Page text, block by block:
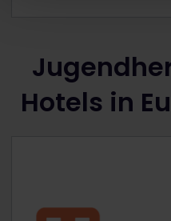
Hotels in